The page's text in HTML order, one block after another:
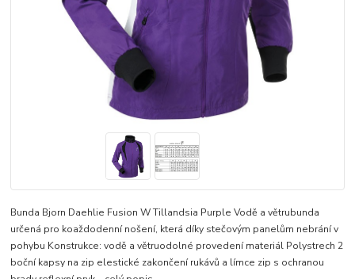
Bunda Bjorn Daehlie Fusion W Tillandsia Purple Vodě a větrubunda
určená pro koaždodenní nošení, která díky stečovým panelům nebrání v
pohybu Konstrukce: vodě a větruodolné provedení materiál Polystrech 2
boční kapsy na zip elestické zakončení rukávů a límce zip s ochranou